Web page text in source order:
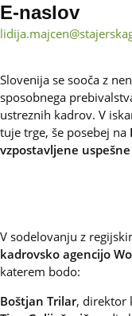
E-naslov
Slovenija se sooča z
sposobnega
ustreznih kadrov. V
tuje trge, še posebej na
vzpostavljene
V sodelovanju z
kadrovsko agencijo
katerem bodo:
Boštjan Trilar, direktor